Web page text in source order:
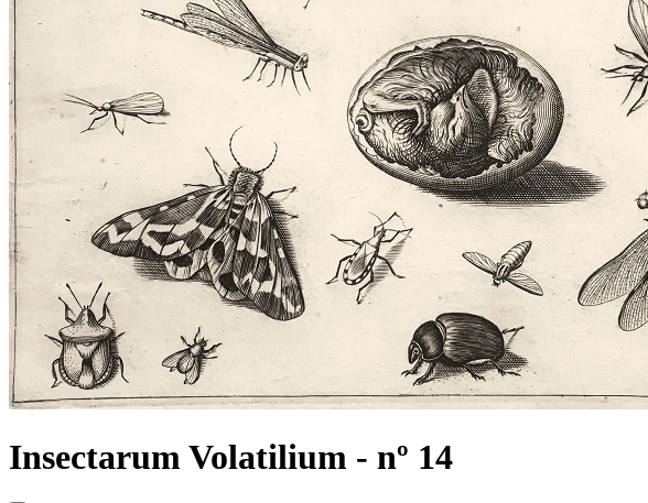
Insectarum Volatilium - nº 14